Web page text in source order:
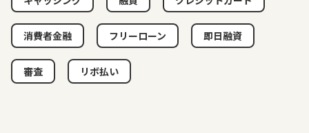
消費者金融 フリーローン 即日融資
審査 リボ払い